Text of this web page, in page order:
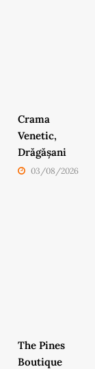
Crama
Venetic,
Drăgășani
03/08/2026
The Pines
Boutique